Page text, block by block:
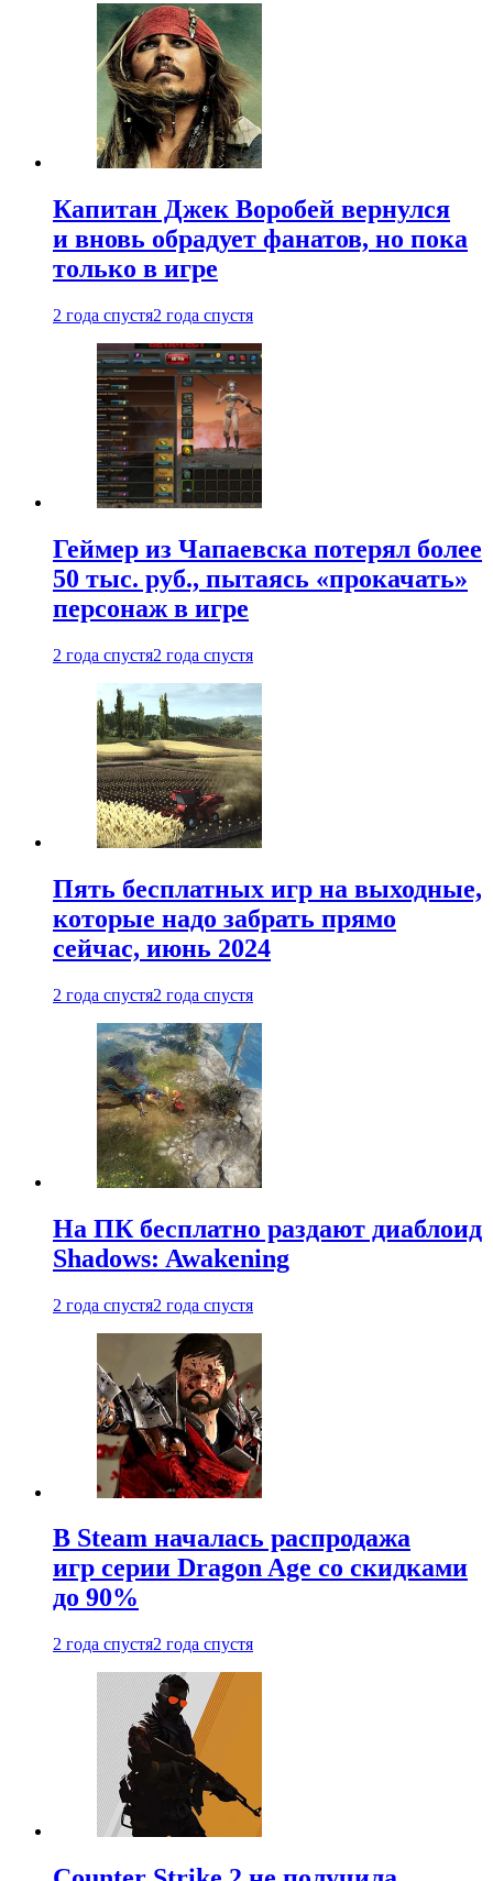
Капитан Джек Воробей вернулся
и вновь обрадует фанатов, но пока
только в игре
2 года спустя2 года спустя
Геймер из Чапаевска потерял более
50 тыс. руб., пытаясь «прокачать»
персонаж в игре
2 года спустя2 года спустя
Пять бесплатных игр на выходные,
которые надо забрать прямо
сейчас, июнь 2024
2 года спустя2 года спустя
На ПК бесплатно раздают диаблоид
Shadows: Awakening
2 года спустя2 года спустя
В Steam началась распродажа
игр серии Dragon Age со скидками
до 90%
2 года спустя2 года спустя